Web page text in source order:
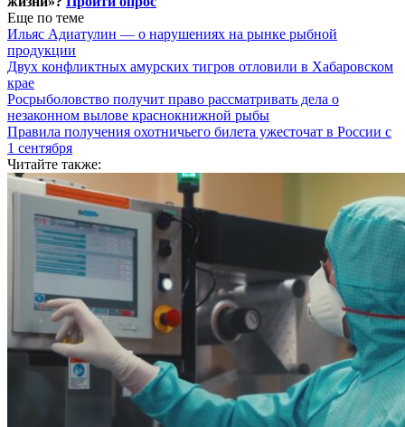
Еще по теме
Ильяс Адиатулин — о нарушениях на рынке рыбной
продукции
Двух конфликтных амурских тигров отловили в Хабаровском
крае
Росрыболовство получит право рассматривать дела о
незаконном вылове краснокнижной рыбы
Правила получения охотничьего билета ужесточат в России с
1 сентября
Читайте также: